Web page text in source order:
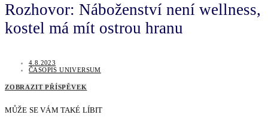
Rozhovor: Náboženství není wellness,
kostel má mít ostrou hranu
4.8.2023
ČASOPIS UNIVERSUM
ZOBRAZIT PŘÍSPĚVEK
MŮŽE SE VÁM TAKÉ LÍBIT